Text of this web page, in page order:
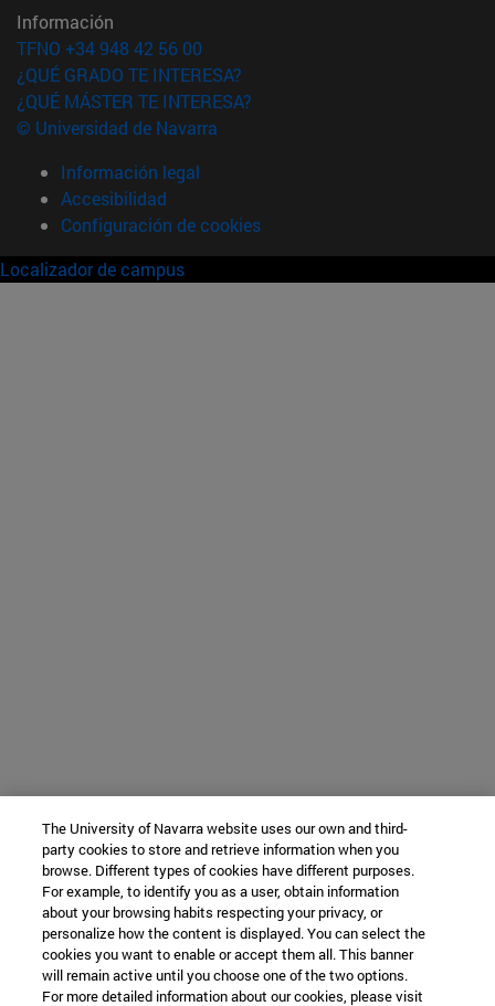
Información
TFNO +34 948 42 56 00
¿QUÉ GRADO TE INTERESA?
¿QUÉ MÁSTER TE INTERESA?
© Universidad de Navarra
Información legal
Accesibilidad
Configuración de cookies
Localizador de campus
The University of Navarra website uses our own and third-
party cookies to store and retrieve information when you
browse. Different types of cookies have different purposes.
For example, to identify you as a user, obtain information
about your browsing habits respecting your privacy, or
personalize how the content is displayed. You can select the
cookies you want to enable or accept them all. This banner
will remain active until you choose one of the two options.
For more detailed information about our cookies, please visit